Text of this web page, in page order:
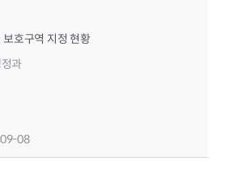
보호구역 지정 현황
과
08